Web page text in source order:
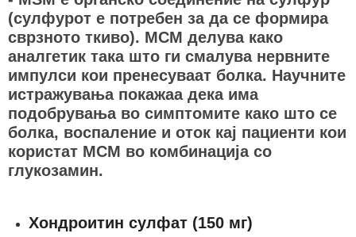
(сулфурот е потребен за да се формира
сврзното ткиво). МСМ делува како
аналгетик така што ги смалува нервните
импулси кои пренесуваат болка. Научните
истражувања покажаа дека има
подобрувања во симптомите како што се
болка, воспаление и оток кај пациенти кои
користат МСМ во комбинација со
глукозамин.
Хондроитин сулфат (150 мг)